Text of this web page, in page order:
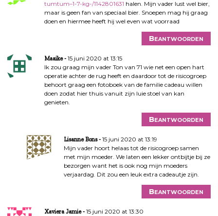
tumtum–1-7-kg-/1142801631 halen. Mijn vader lust wel bier,
maar is geen fan van speciaal bier. Snoepen mag hij graag
doen en hiermee heeft hij wel even wat voorraad
Beantwoorden
Maaike
15 juni 2020 at 13:15
Ik zou graag mijn vader Ton van 71 wie net een open hart
operatie achter de rug heeft en daardoor tot de risicogroep
behoort graag een fotoboek van de familie cadeau willen
doen zodat hier thuis vanuit zijn luie stoel van kan
genieten.
Beantwoorden
Lisanne Bons
15 juni 2020 at 13:19
Mijn vader hoort helaas tot de risicogroep samen
met mijn moeder. We laten een lekker ontbijtje bij ze
bezorgen want het is ook nog mijn moeders
verjaardag. Dit zou een leuk extra cadeautje zijn.
Beantwoorden
Xaviera Jamie
15 juni 2020 at 13:30